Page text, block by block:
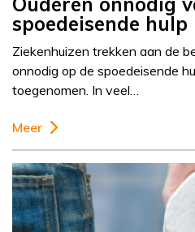
spoedeisende hulp
Ziekenhuizen trekken aan de
onnodig op de spoedeisende
toegenomen. In veel…
Meer